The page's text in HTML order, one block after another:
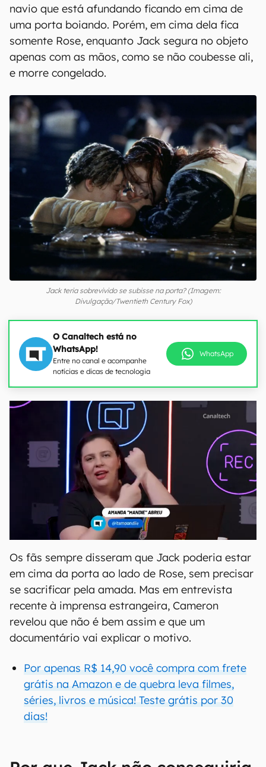
navio que está afundando ficando em cima de
uma porta boiando. Porém, em cima dela fica
somente Rose, enquanto Jack segura no objeto
apenas com as mãos, como se não coubesse ali,
e morre congelado.
Jack teria sobrevivido se subisse na porta? (Imagem:
Divulgação/Twentieth Century Fox)
O Canaltech está no
WhatsApp!
Entre no canal e acompanhe
notícias e dicas de tecnologia
WhatsApp
Os fãs sempre disseram que Jack poderia estar
em cima da porta ao lado de Rose, sem precisar
se sacrificar pela amada. Mas em entrevista
recente à imprensa estrangeira, Cameron
revelou que não é bem assim e que um
documentário vai explicar o motivo.
Por apenas R$ 14,90 você compra com frete
grátis na Amazon e de quebra leva filmes,
séries, livros e música! Teste grátis por 30
dias!